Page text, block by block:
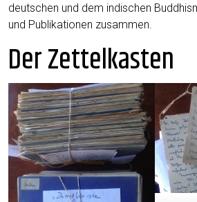
deut­schen und dem indi­schen
und Publi­ka­tio­nen zusammen.
Der Zettelkasten